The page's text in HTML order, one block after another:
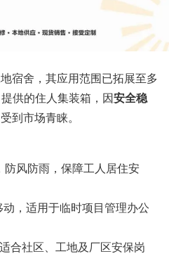
宿舍，其应用范围已拓展至多
供的住人集装箱，因安全稳
受到市场青睐。
风防雨，保障工人居住安
，适用于临时项目管理办公
社区、工地及厂区安保岗